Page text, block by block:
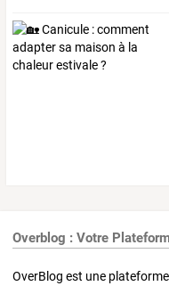
Overblog : Votre
OverBlog est une